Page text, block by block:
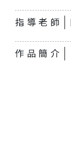
指導老師
作品簡介